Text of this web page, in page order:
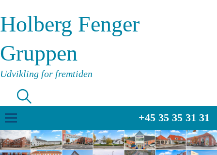
Holberg Fenger
Gruppen
Udvikling for fremtiden
+45 35 35 31 31